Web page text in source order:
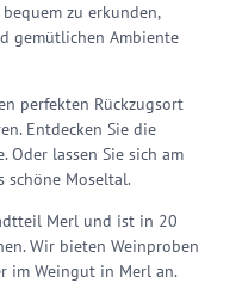
zu erkunden,
gemütlichen Ambiente
perfekten Rückzugsort
Entdecken Sie die
Oder lassen Sie sich am
schöne Moseltal.
Merl und ist in 20
Wir bieten Weinproben
im Weingut in Merl an.